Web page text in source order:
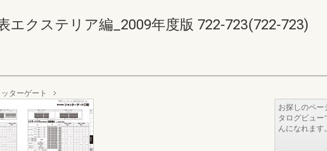
エクステリア編_2009年度版 722-723(722-723)
ターゲート
お探しのペー
タログビュ
んになれます。